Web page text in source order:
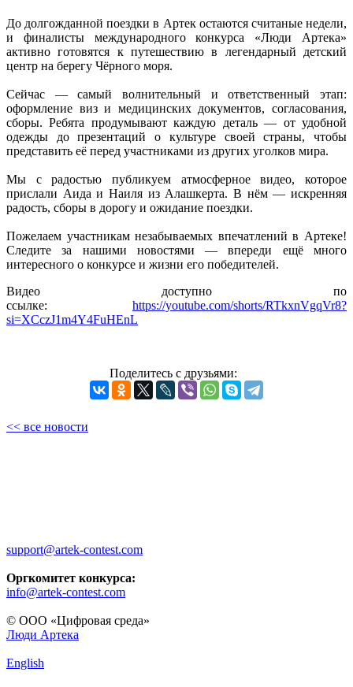
До долгожданной поездки в Артек остаются считаные недели,
и финалисты международного конкурса «Люди Артека»
активно готовятся к путешествию в легендарный детский
центр на берегу Чёрного моря.
Сейчас — самый волнительный и ответственный этап:
оформление виз и медицинских документов, согласования,
сборы. Ребята продумывают каждую деталь — от удобной
одежды до презентаций о культуре своей страны, чтобы
представить её перед участниками из других уголков мира.
Мы с радостью публикуем атмосферное видео, которое
прислали Аида и Наиля из Алашкерта. В нём — искренняя
радость, сборы в дорогу и ожидание поездки.
Пожелаем участникам незабываемых впечатлений в Артеке!
Следите за нашими новостями — впереди ещё много
интересного о конкурсе и жизни его победителей.
Видео доступно по
ссылке: https://youtube.com/shorts/RTkxnVgqVr8?
si=XCczJ1m4Y4FuHEnL
Поделитесь с друзьями:
<< все новости
support@artek-contest.com
Оргкомитет конкурса:
info@artek-contest.com
© ООО «Цифровая среда»
Люди Артека
English